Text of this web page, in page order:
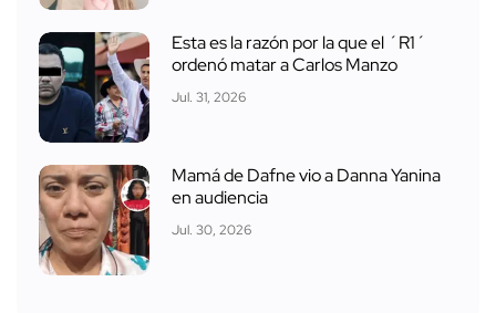
Esta es la razón por la que el ´R1´
ordenó matar a Carlos Manzo
Jul. 31, 2026
Mamá de Dafne vio a Danna Yanina
en audiencia
Jul. 30, 2026